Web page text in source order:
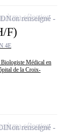
F)
4E
Médical en
de la Croix-
Non renseigné
à ma sélection
Non renseigné
à ma sélection